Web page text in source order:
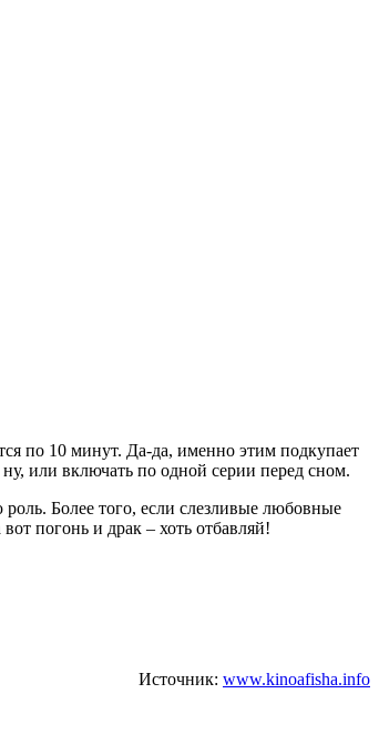
по 10 минут. Да-да, именно этим подкупает
или включать по одной серии перед сном.
Более того, если слезливые любовные
погонь и драк – хоть отбавляй!
Источник: www.kinoafisha.info